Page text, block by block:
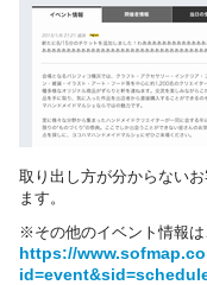
取り出し方が分からない
ます。
※その他のイベント情報は
https://